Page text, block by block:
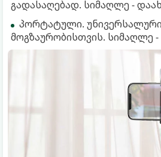
გადასაღებად. სიმაღლე -
პორტატული.
მოგზაურობისთვის. სიმაღლე -